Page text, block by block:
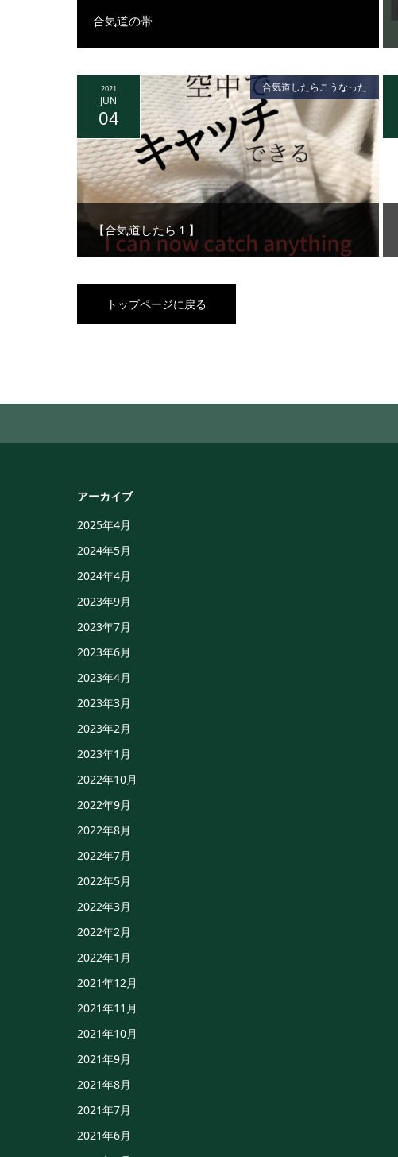
合気道の帯
【合気道したら１】
2021
JUN
04
合気道したらこうなった
トップページに戻る
アーカイブ
2025年4月
2024年5月
2024年4月
2023年9月
2023年7月
2023年6月
2023年4月
2023年3月
2023年2月
2023年1月
2022年10月
2022年9月
2022年8月
2022年7月
2022年5月
2022年3月
2022年2月
2022年1月
2021年12月
2021年11月
2021年10月
2021年9月
2021年8月
2021年7月
2021年6月